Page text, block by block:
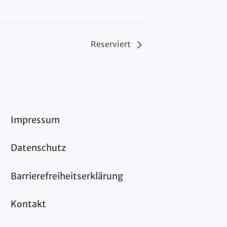
Reserviert
Impressum
Datenschutz
Barrierefreiheitserklärung
Kontakt